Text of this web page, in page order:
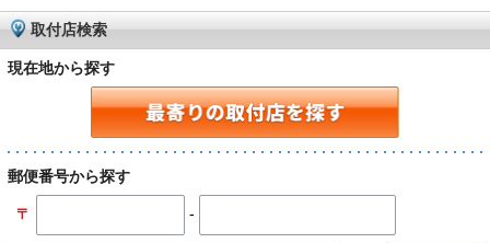
取付店検索
現在地から探す
郵便番号から探す
〒 -